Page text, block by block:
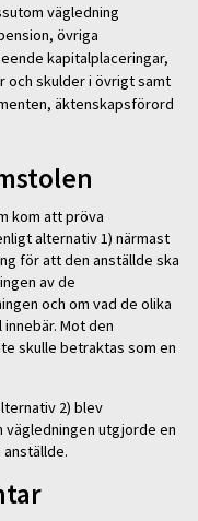
vägledning
övriga
kapitalplaceringar,
och skulder i övrigt samt
äktenskapsförord
kom att pröva
alternativ 1) närmast
för att den anställde ska
av de
och om vad de olika
Mot den
skulle betraktas som en
2) blev
vägledningen utgjorde en